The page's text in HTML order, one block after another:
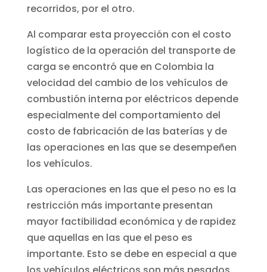
recorridos, por el otro.
Al comparar esta proyección con el costo
logístico de la operación del transporte de
carga se encontró que en Colombia la
velocidad del cambio de los vehículos de
combustión interna por eléctricos depende
especialmente del comportamiento del
costo de fabricación de las baterías y de
las operaciones en las que se desempeñen
los vehículos.
Las operaciones en las que el peso no es la
restricción más importante presentan
mayor factibilidad económica y de rapidez
que aquellas en las que el peso es
importante. Esto se debe en especial a que